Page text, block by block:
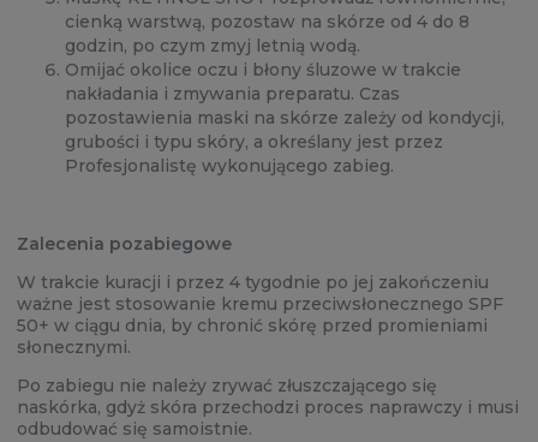
cienką warstwą, pozostaw na skórze od 4 do 8
godzin, po czym zmyj letnią wodą.
Omijać okolice oczu i błony śluzowe w trakcie
nakładania i zmywania preparatu. Czas
pozostawienia maski na skórze zależy od kondycji,
grubości i typu skóry, a określany jest przez
Profesjonalistę wykonującego zabieg.
Zalecenia pozabiegowe
W trakcie kuracji i przez 4 tygodnie po jej zakończeniu
ważne jest stosowanie kremu przeciwsłonecznego SPF
50+ w ciągu dnia, by chronić skórę przed promieniami
słonecznymi.
Po zabiegu nie należy zrywać złuszczającego się
naskórka, gdyż skóra przechodzi proces naprawczy i musi
odbudować się samoistnie.